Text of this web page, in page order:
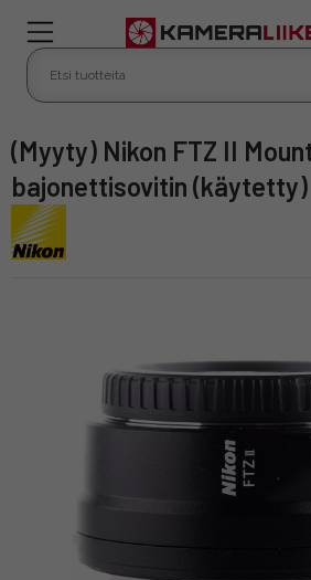
(Myyty) Nikon FTZ II Mount Adapter -
bajonettisovitin (käytetty)